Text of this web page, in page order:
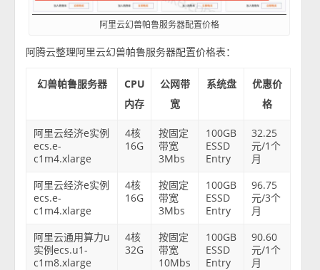
阿里云幻兽帕鲁服务器配置价格
阿腾云整理阿里云幻兽帕鲁服务器配置价格表：
幻兽帕鲁服务器
CPU
内存
公网带
宽
系统盘
优惠价
格
阿里云经济e实例
ecs.e-
c1m4.xlarge
4核
16G
按固定
带宽
3Mbs
100GB
ESSD
Entry
32.25
元/1个
月
阿里云经济e实例
ecs.e-
c1m4.xlarge
4核
16G
按固定
带宽
3Mbs
100GB
ESSD
Entry
96.75
元/3个
月
阿里云通用算力u
实例ecs.u1-
c1m8.xlarge
4核
32G
按固定
带宽
10Mbs
100GB
ESSD
Entry
90.60
元/1个
月